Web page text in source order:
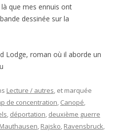
là que mes ennuis ont
dessinée sur la
Lodge, roman où il aborde un
Lecture / autres, et marquée
de concentration, Canopé,
, déportation, deuxième guerre
Mauthausen, Rajsko, Ravensbruck,